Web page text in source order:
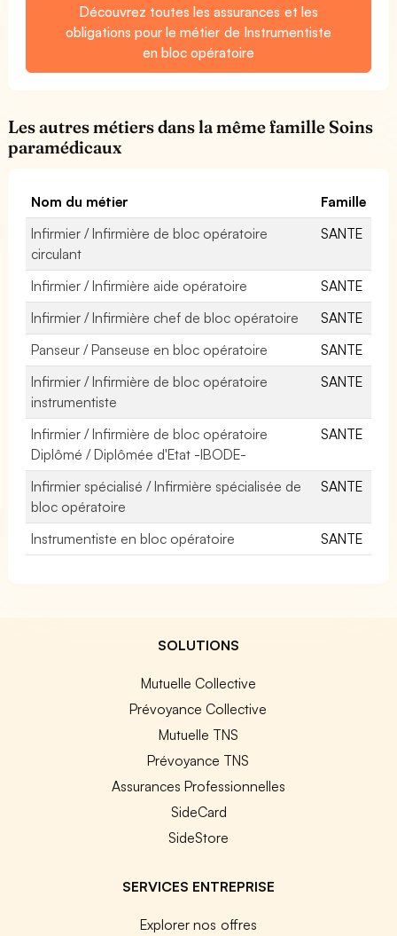
Découvrez toutes les assurances et les
obligations pour le métier de Instrumentiste
en bloc opératoire
Les autres métiers dans la même famille Soins
paramédicaux
Nom du métier
Famille
Infirmier / Infirmière de bloc opératoire
circulant
SANTE
Infirmier / Infirmière aide opératoire
SANTE
Infirmier / Infirmière chef de bloc opératoire
SANTE
Panseur / Panseuse en bloc opératoire
SANTE
Infirmier / Infirmière de bloc opératoire
instrumentiste
SANTE
Infirmier / Infirmière de bloc opératoire
Diplômé / Diplômée d'Etat -IBODE-
SANTE
Infirmier spécialisé / Infirmière spécialisée de
bloc opératoire
SANTE
Instrumentiste en bloc opératoire SANTE
SOLUTIONS
Mutuelle Collective
Prévoyance Collective
Mutuelle TNS
Prévoyance TNS
Assurances Professionnelles
SideCard
SideStore
SERVICES ENTREPRISE
Explorer nos offres